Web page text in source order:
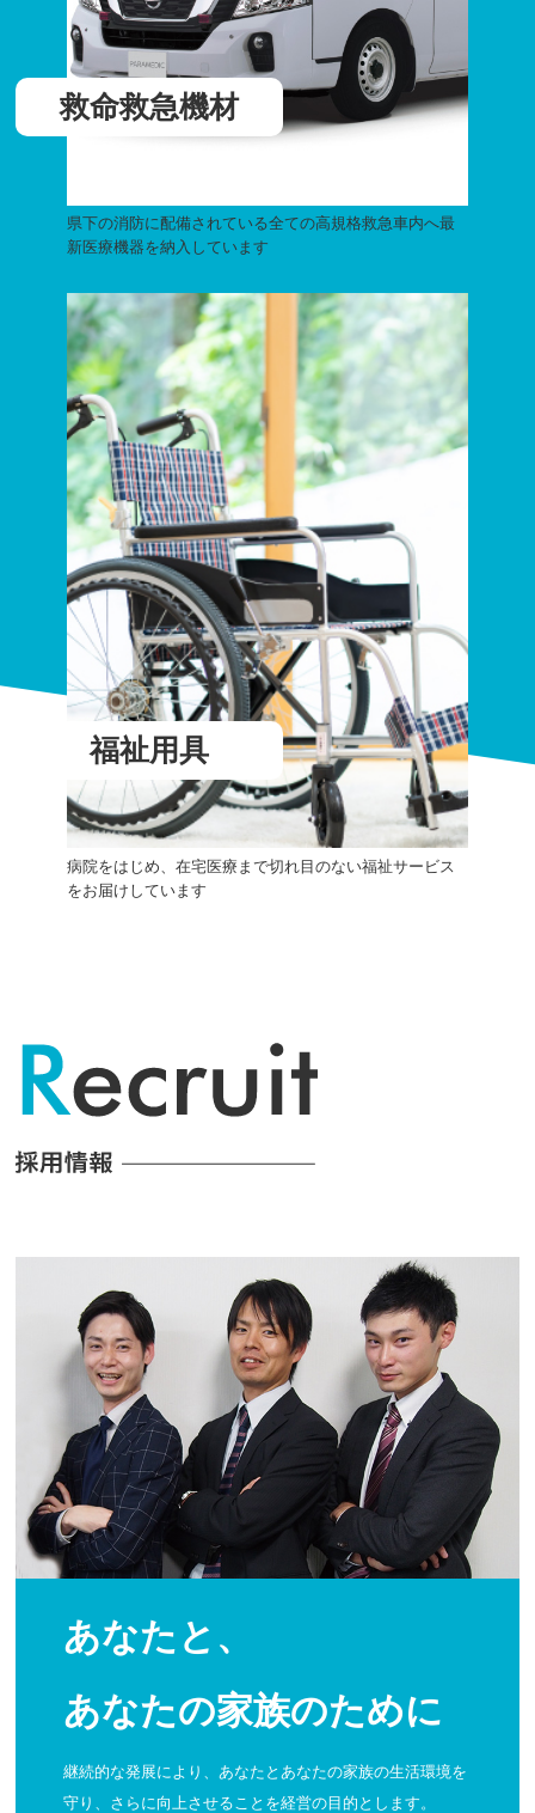
救命救急機材
福祉用具
県下の消防に配備されている全ての高規格救急車内へ最
新医療機器を納入しています
病院をはじめ、在宅医療まで切れ目のない福祉サービス
をお届けしています
あなたと、
あなたの家族のために
継続的な発展により、あなたとあなたの家族の生活環境を
守り、さらに向上させることを経営の目的とします。